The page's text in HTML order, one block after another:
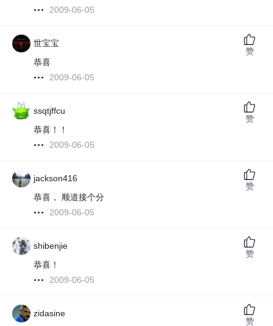
2009-06-05
世宝宝
恭喜
2009-06-05
赞
ssqtjffcu
恭喜！！
2009-06-05
赞
jackson416
恭喜， 顺道接个分
2009-06-05
赞
shibenjie
恭喜！
2009-06-05
赞
zidasine
赞